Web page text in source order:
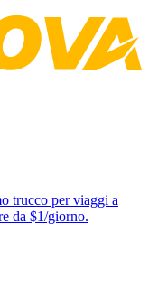
trucco per viaggi a
da $1/giorno.